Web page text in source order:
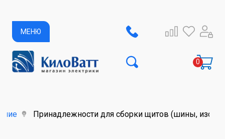
МЕНЮ
Принадлежности для сборки щитов (шины,